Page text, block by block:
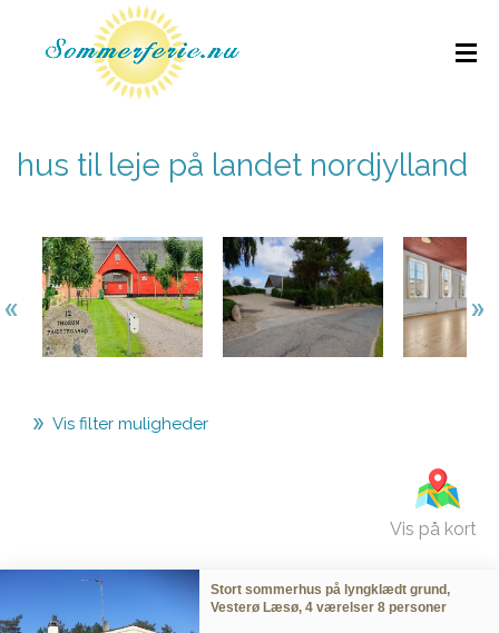
hus til leje på landet nordjylland
Vis filter muligheder
Vis på kort
Stort sommerhus på lyngklædt grund,
Vesterø Læsø, 4 værelser 8 personer